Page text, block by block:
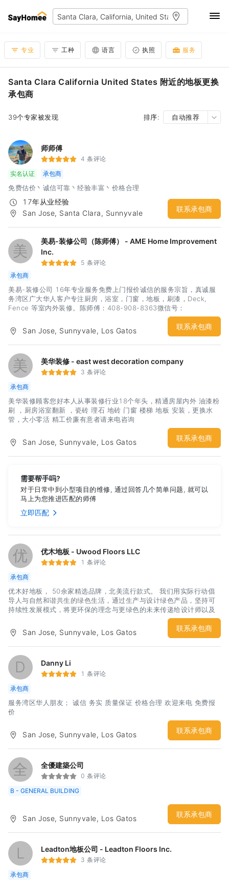
专业 工种 语言 执照 服务
Santa Clara California United States 附近的地板更换
承包商
39个专家被发现 排序: 自动推荐
师师傅
4 条评论
实名认证
承包商
免费估价丶诚信可靠丶经验丰富丶价格合理
17年从业经验
San Jose, Santa Clara, Sunnyvale
联系承包商
美
美易-装修公司（陈师傅） - AME Home Improvement
Inc.
5 条评论
承包商
美易-装修公司 16年专业服务免费上门报价诚信的服务宗旨，真诚服
务湾区广大华人客户专注厨房，浴室，门窗，地板，刷漆，Deck,
Fence 等室内外装修。陈师傅：408-908-8363微信号：
San Jose, Sunnyvale, Los Gatos 联系承包商
美 美华装修 - east west decoration company
3 条评论
承包商
美华装修顾客您好本人从事装修行业18个年头，精通房屋内外 油漆粉
刷 ，厨房浴室翻新 ，瓷砖 理石 地砖 门窗 楼梯 地板 安装，更换水
管，大小零活 精工价廉有意者请来电咨询
San Jose, Sunnyvale, Los Gatos 联系承包商
需要帮手吗?
对于日常中到小型项目的维修, 通过回答几个简单问题, 就可以
马上为您推进匹配的师傅
立即匹配
优 优木地板 - Uwood Floors LLC
1 条评论
承包商
优木好地板， 50余家精选品牌，北美流行款式。 我们用实际行动倡
导人与自然和谐共生的绿色生活，通过生产与设计绿色产品，坚持可
持续性发展模式，将更环保的理念与更绿色的未来传递给设计师以及
大众消费者，呼吁时刻关注自然和谐。联系电话： 408 361 0531邮
箱地址： uwoodfloors1@gmail.com
San Jose, Sunnyvale, Los Gatos 联系承包商
D Danny Li
1 条评论
承包商
服务湾区华人朋友； 诚信 务实 质量保证 价格合理 欢迎来电 免费报
价
San Jose, Sunnyvale, Los Gatos 联系承包商
全 全優建築公司
0 条评论
B - GENERAL BUILDING
San Jose, Sunnyvale, Los Gatos 联系承包商
L Leadton地板公司 - Leadton Floors Inc.
3 条评论
承包商